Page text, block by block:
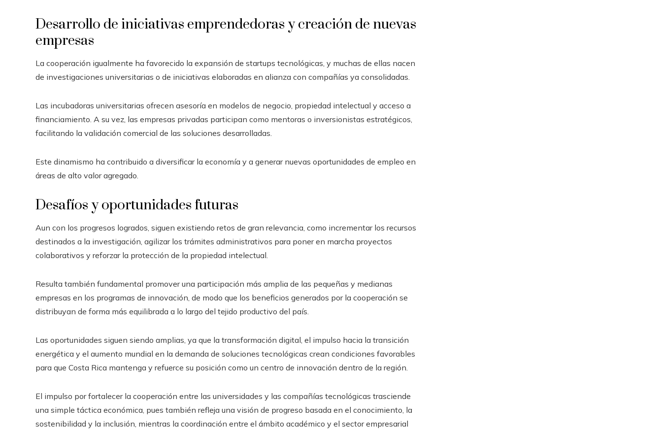
Desarrollo de iniciativas emprendedoras y creación de nuevas
empresas
La cooperación igualmente ha favorecido la expansión de startups tecnológicas, y muchas de ellas nacen
de investigaciones universitarias o de iniciativas elaboradas en alianza con compañías ya consolidadas.
Las incubadoras universitarias ofrecen asesoría en modelos de negocio, propiedad intelectual y acceso a
financiamiento. A su vez, las empresas privadas participan como mentoras o inversionistas estratégicos,
facilitando la validación comercial de las soluciones desarrolladas.
Este dinamismo ha contribuido a diversificar la economía y a generar nuevas oportunidades de empleo en
áreas de alto valor agregado.
Desafíos y oportunidades futuras
Aun con los progresos logrados, siguen existiendo retos de gran relevancia, como incrementar los recursos
destinados a la investigación, agilizar los trámites administrativos para poner en marcha proyectos
colaborativos y reforzar la protección de la propiedad intelectual.
Resulta también fundamental promover una participación más amplia de las pequeñas y medianas
empresas en los programas de innovación, de modo que los beneficios generados por la cooperación se
distribuyan de forma más equilibrada a lo largo del tejido productivo del país.
Las oportunidades siguen siendo amplias, ya que la transformación digital, el impulso hacia la transición
energética y el aumento mundial en la demanda de soluciones tecnológicas crean condiciones favorables
para que Costa Rica mantenga y refuerce su posición como un centro de innovación dentro de la región.
El impulso por fortalecer la cooperación entre las universidades y las compañías tecnológicas trasciende
una simple táctica económica, pues también refleja una visión de progreso basada en el conocimiento, la
sostenibilidad y la inclusión, mientras la coordinación entre el ámbito académico y el sector empresarial